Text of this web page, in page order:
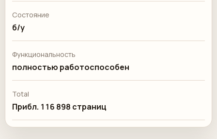
Состояние
б/у
Функциональность
полностью работоспособен
Total
Прибл. 116 898 страниц